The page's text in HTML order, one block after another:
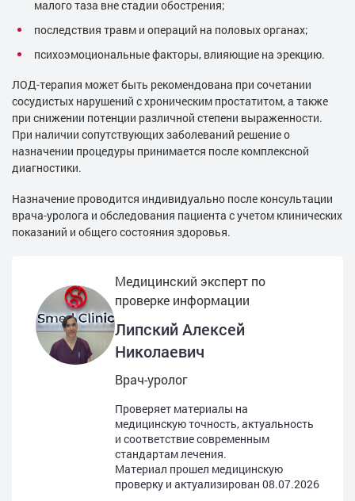
малого таза вне стадии обострения;
последствия травм и операций на половых органах;
психоэмоциональные факторы, влияющие на эрекцию.
ЛОД-терапия может быть рекомендована при сочетании
сосудистых нарушений с хроническим простатитом, а также
при снижении потенции различной степени выраженности.
При наличии сопутствующих заболеваний решение о
назначении процедуры принимается после комплексной
диагностики.
Назначение проводится индивидуально после консультации
врача-уролога и обследования пациента с учетом клинических
показаний и общего состояния здоровья.
Медицинский эксперт по
проверке информации
Липский Алексей
Николаевич
Врач-уролог
Проверяет материалы на
медицинскую точность, актуальность
и соответствие современным
стандартам лечения.
Материал прошел медицинскую
проверку и актуализирован 08.07.2026